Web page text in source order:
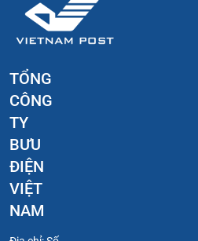
TỔNG
CÔNG
TY
BƯU
ĐIỆN
VIỆT
NAM